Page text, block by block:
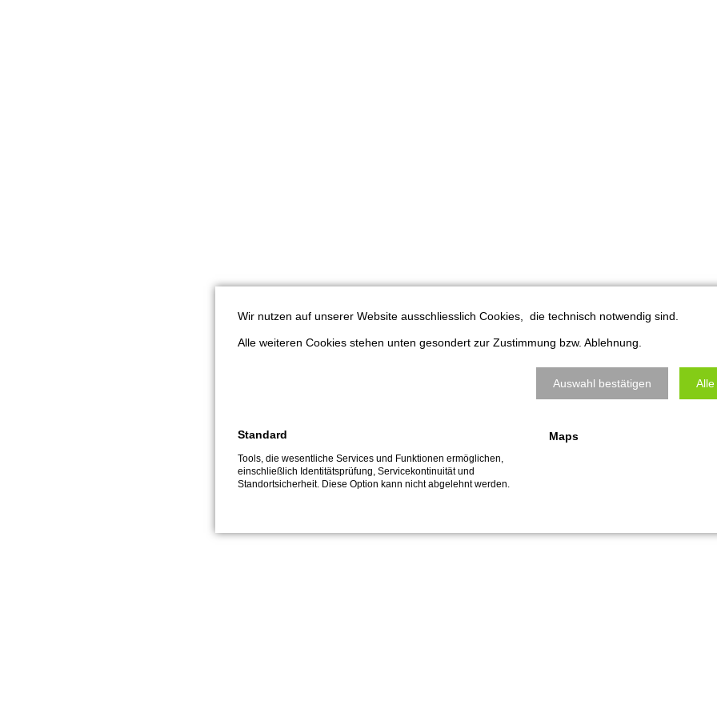
Wir nutzen auf unserer Website ausschliesslich Cookies, die technisch notwendig sind.
Alle weiteren Cookies stehen unten gesondert zur Zustimmung bzw. Ablehnung.
Auswahl bestätigen
Standard
Tools, die wesentliche Services und Funktionen ermöglichen,
einschließlich Identitätsprüfung, Servicekontinuität und
Standortsicherheit. Diese Option kann nicht abgelehnt werden.
Maps